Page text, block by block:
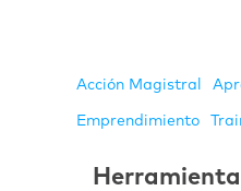
Acción Magistral
Emprendimiento